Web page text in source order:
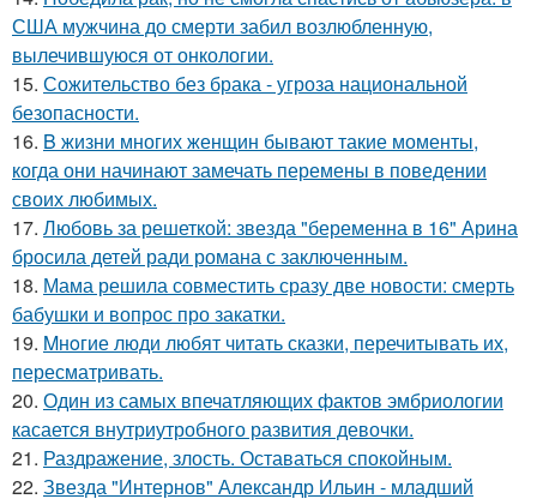
США мужчина до смерти забил возлюбленную,
вылечившуюся от онкологии.
15. Сожительство без брака - угроза национальной
безопасности.
16. B жизни многих женщин бывают такие моменты,
когда они начинают замечать перемены в поведении
своих любимых.
17. Любовь за решеткой: звезда "беременна в 16" Арина
бросила детей ради романа с заключенным.
18. Мама решила совместить сразу две новости: смерть
бабушки и вопрос про закатки.
19. Mнoгие люди любят читать сказки, перечитывать их,
пересматривать.
20. Один из самых впечатляющих фактов эмбриологии
касается внутриутробного развития девочки.
21. Раздражение, злость. Оставаться спокойным.
22. Звезда "Интернов" Александр Ильин - младший